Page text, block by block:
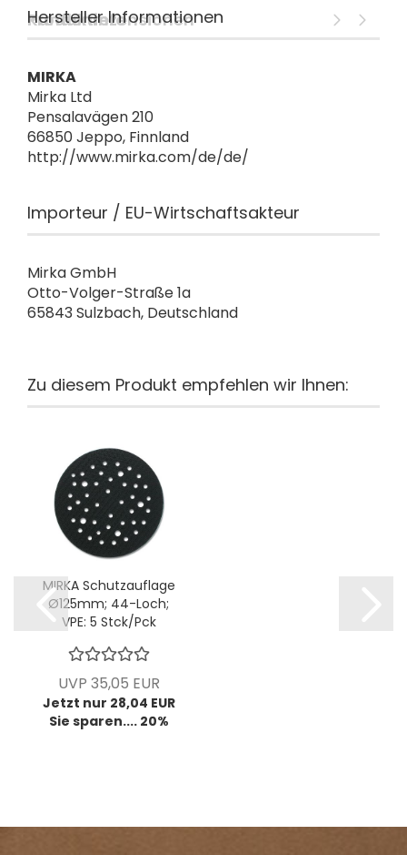
Produktinfo
Kundenrezensionen
Hersteller Informationen
MIRKA
Mirka Ltd
Pensalavägen 210
66850 Jeppo, Finnland
http://www.mirka.com/de/de/
Importeur / EU-Wirtschaftsakteur
Mirka GmbH
Otto-Volger-Straße 1a
65843 Sulzbach, Deutschland
Zu diesem Produkt empfehlen wir Ihnen:
MIRKA Schutzauflage
Ø125mm; 44-Loch;
VPE: 5 Stck/Pck
UVP 35,05 EUR
Jetzt nur 28,04 EUR
Sie sparen.... 20%